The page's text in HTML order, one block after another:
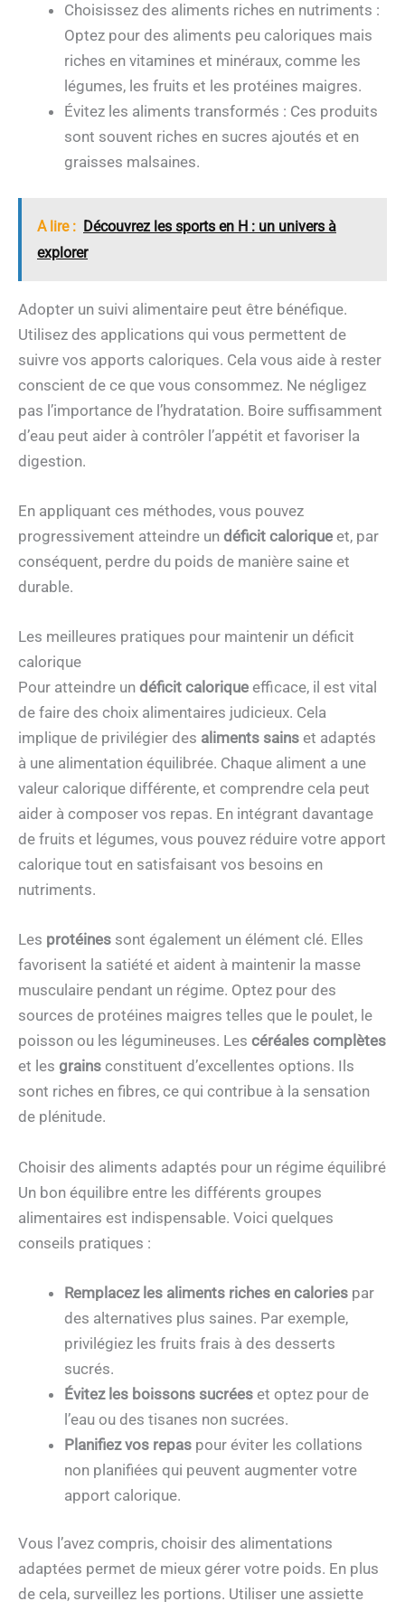
Choisissez des aliments riches en nutriments :
Optez pour des aliments peu caloriques mais
riches en vitamines et minéraux, comme les
légumes, les fruits et les protéines maigres.
Évitez les aliments transformés : Ces produits
sont souvent riches en sucres ajoutés et en
graisses malsaines.
A lire : Découvrez les sports en H : un univers à
explorer
Adopter un suivi alimentaire peut être bénéfique.
Utilisez des applications qui vous permettent de
suivre vos apports caloriques. Cela vous aide à rester
conscient de ce que vous consommez. Ne négligez
pas l’importance de l’hydratation. Boire suffisamment
d’eau peut aider à contrôler l’appétit et favoriser la
digestion.
En appliquant ces méthodes, vous pouvez
progressivement atteindre un déficit calorique et, par
conséquent, perdre du poids de manière saine et
durable.
Les meilleures pratiques pour maintenir un déficit
calorique
Pour atteindre un déficit calorique efficace, il est vital
de faire des choix alimentaires judicieux. Cela
implique de privilégier des aliments sains et adaptés
à une alimentation équilibrée. Chaque aliment a une
valeur calorique différente, et comprendre cela peut
aider à composer vos repas. En intégrant davantage
de fruits et légumes, vous pouvez réduire votre apport
calorique tout en satisfaisant vos besoins en
nutriments.
Les protéines sont également un élément clé. Elles
favorisent la satiété et aident à maintenir la masse
musculaire pendant un régime. Optez pour des
sources de protéines maigres telles que le poulet, le
poisson ou les légumineuses. Les céréales complètes
et les grains constituent d’excellentes options. Ils
sont riches en fibres, ce qui contribue à la sensation
de plénitude.
Choisir des aliments adaptés pour un régime équilibré
Un bon équilibre entre les différents groupes
alimentaires est indispensable. Voici quelques
conseils pratiques :
Remplacez les aliments riches en calories par
des alternatives plus saines. Par exemple,
privilégiez les fruits frais à des desserts
sucrés.
Évitez les boissons sucrées et optez pour de
l’eau ou des tisanes non sucrées.
Planifiez vos repas pour éviter les collations
non planifiées qui peuvent augmenter votre
apport calorique.
Vous l’avez compris, choisir des alimentations
adaptées permet de mieux gérer votre poids. En plus
de cela, surveillez les portions. Utiliser une assiette